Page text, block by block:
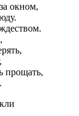
окном,
прощать,